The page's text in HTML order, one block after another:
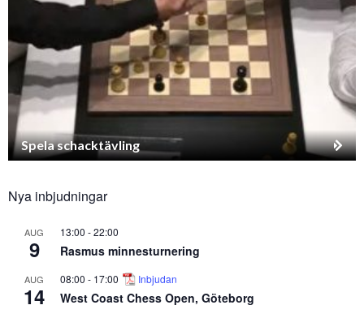
Spela schacktävling
Nya inbjudningar
AUG
9
13:00 -22:00
Rasmus minnesturnering
AUG
14
08:00 - 17:00 Inbjudan
West Coast Chess Open, Göteborg